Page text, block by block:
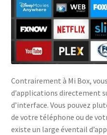
Contrairement à Mi Box,
d’applications directement
d’interface. Vous pouvez
de votre téléphone ou de
existe un large éventail